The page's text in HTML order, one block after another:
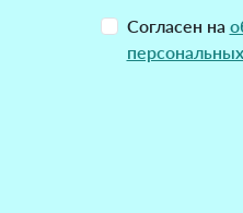
Согласен на